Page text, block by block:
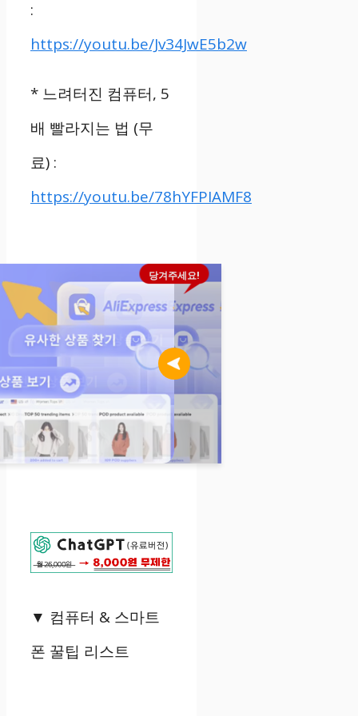
:
https://youtu.be/Jv34JwE5b2w
* 느려터진 컴퓨터, 5
배 빨라지는 법 (무
료) :
https://youtu.be/78hYFPIAMF8
당겨주세요!
▼ 컴퓨터 & 스마트
폰 꿀팁 리스트